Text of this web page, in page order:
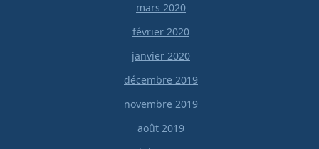
mars 2020
février 2020
janvier 2020
décembre 2019
novembre 2019
août 2019